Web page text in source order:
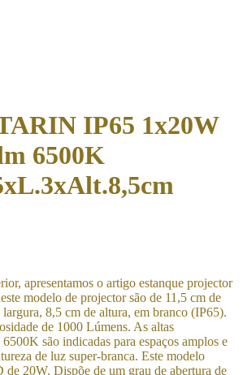
IP65 1x20W
6500K
apresentamos o artigo estanque projector
modelo de projector são de 11,5 cm de
8,5 cm de altura, em branco (IP65).
de 1000 Lúmens. As altas
são indicadas para espaços amplos e
de luz super-branca. Este modelo
20W. Dispõe de um grau de abertura de